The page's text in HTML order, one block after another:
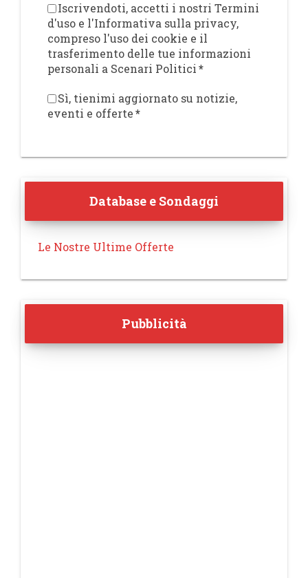
Iscrivendoti, accetti i nostri Termini
d'uso e l'Informativa sulla privacy,
compreso l'uso dei cookie e il
trasferimento delle tue informazioni
personali a Scenari Politici*
Sì, tienimi aggiornato su notizie,
eventi e offerte*
Database e Sondaggi
Le Nostre Ultime Offerte
Pubblicità